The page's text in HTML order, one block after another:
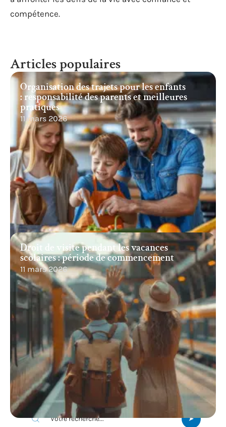
compétence.
Articles populaires
Organisation des trajets pour les enfants
: responsabilité des parents et meilleures
pratiques
11 mars 2026
Droit de visite pendant les vacances
scolaires : période de commencement
11 mars 2026
Recherche